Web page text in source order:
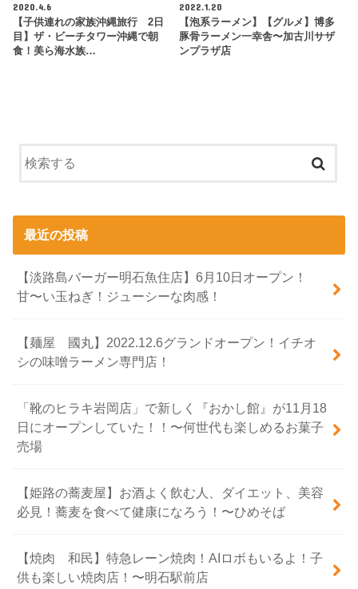
2020.4.6
【子供連れの家族沖縄旅行 2日
目】ザ・ビーチタワー沖縄で朝
食！美ら海水族…
2022.1.20
【泡系ラーメン】【グルメ】博多
豚骨ラーメン一幸舎〜加古川サザ
ンプラザ店
最近の投稿
【淡路島バーガー明石魚住店】6月10日オープン！
甘〜い玉ねぎ！ジューシーな肉感！
【麺屋 國丸】2022.12.6グランドオープン！イチオ
シの味噌ラーメン専門店！
「靴のヒラキ岩岡店」で新しく『おかし館』が11月18
日にオープンしていた！！〜何世代も楽しめるお菓子
売場
【姫路の蕎麦屋】お酒よく飲む人、ダイエット、美容
必見！蕎麦を食べて健康になろう！〜ひめそば
【焼肉 和民】特急レーン焼肉！AIロボもいるよ！子
供も楽しい焼肉店！〜明石駅前店